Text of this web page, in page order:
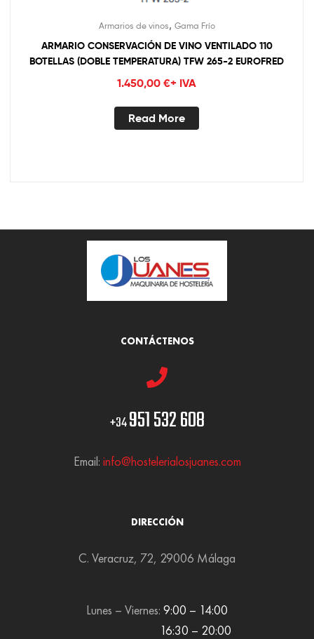
Armarios de vinos, Gama Frío
ARMARIO CONSERVACIÓN DE VINO VENTILADO 110
BOTELLAS (DOBLE TEMPERATURA) TFW 265-2 EUROFRED
1.450,00 €+ IVA
Read More
CONTÁCTENOS
+34951 532 608
Email: info@hostelerialosjuanes.com
DIRECCIÓN
C. Veracruz, 72, 29006 Málaga
Lunes – Viernes: 9:00 – 14:00
16:30 – 20:00